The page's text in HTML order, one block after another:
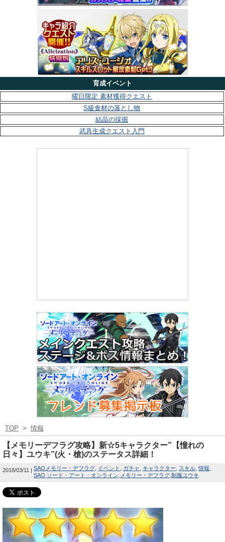
育成イベント
曜日限定 素材獲得クエスト
S級食材の落とし物
結晶の採掘
武具生成クエスト入門
TOP > 情報
【メモリーデフラグ攻略】新☆5キャラクター”【憧れの
日々】ユウキ”(火・槍)のステータス詳細！
2018/03/11 SAOメモリー・デフラグ イベント ガチャ キャラクター スキル 情報
SAO ソード・アート・オンライン メモリー・デフラグ 制服ユウキ